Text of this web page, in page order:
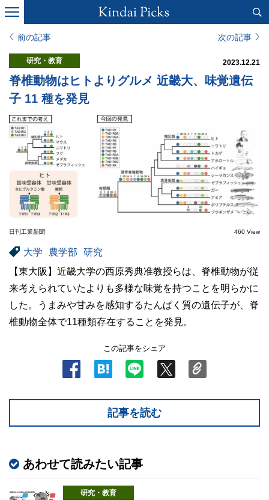
前の記事 次の記事
研究・教育 2023.12.21
脊椎動物はヒトよりグルメ 近畿大、味覚遺伝
子 11 種を発見
日刊工業新聞 460 View
大学 農学部
研究
【東大阪】近畿大学の西原秀典准教授らは、脊椎動物が従
来考えられていたよりも多様な味覚を持つことを明らかに
した。うまみや甘みを感知するたんぱく質の遺伝子が、脊
椎動物全体で11種類存在することを発見。
この記事をシェア
記事を読む
あわせて読みたい記事
研究・教育